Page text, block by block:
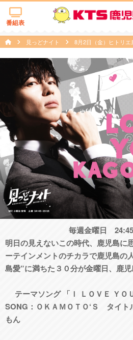
番組表
見っどナイト 8月2日（金）ヒトリエ
毎週金曜日
明日の見えないこの時代、鹿児島に
ーテインメントのチカラで鹿児島の
島愛”に満ちた３０分が金曜日、鹿
テーマソング 「Ｉ ＬＯＶＥ ＹＯ
SONG：ＯＫＡＭＯＴＯ‘Ｓ タイト
もん